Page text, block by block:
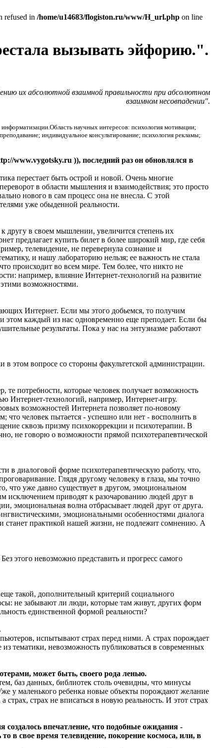
refused in /home/u14683/flogiston.ru/www/H_url.php on line
вызывать эйфорию.".
их абсолютной взаимной правильности при абсолютном
взаимном несовпадении".
научных интересов: психология мотивации;
индивидуальное консультирование; психология рекламы;
www.vygotsky.ru )), последний раз он обновлялся в
перестает быть острой и новой. Очень многие
в области мышления и взаимодействия; это просто
нового в сам процесс она не внесла. С этой
уже обыденной реальности.
другу в своем мышлении, увеличится степень их
предлагает купить билет в более широкий мир, где себя
телевидение, не перевернула сознание и
и нашу лабораторию нельзя; ее важность не стала
происходит во всем мире. Тем более, что никто не
например, влияние Интернет-технологий на развитие
возможностями.
Интернет. Если мы этого добьемся, то получим
этом каждый из нас одновременно еще преподает. Если бы
результаты. Пока у нас на энтузиазме работают
этом вопросе со стороны факультетской администрации.
те потребности, которые человек получает возможность
Интернет-технологий, например, Интернет-игру.
возможностей Интернета позволяет по-новому
что человек пытается - успешно или нет - восполнить в
сквозь призму психокоррекции и психотерапии. В
не говорю о возможности прямой психотерапевтической
в диалоговой форме психотерапевтическую работу, что,
Глядя другому человеку в глаза, мы точно
что уже давно существует в другом, эмоциональном
исключением приводят к разочарованию людей друг в
эмоциональная волна отбрасывает людей друг от друга.
эмоциональными особенностями диалога
станет практикой нашей жизни, не подлежит сомнению. А
этого невозможно представить и прогресс самого
такой, дополнительный критерий социального
не забывают ли люди, которые там живут, других форм
единственной формой реальности?
испытывают страх перед ними. А страх порождает
тематики, невозможность публиковаться в современных
может быть, своего рода ленью.
баз данных, библиотек столь очевидны, что минусы
у маленького ребенка новые объекты порождают желание
страх не вписаться в новую реальность. И этот страх
впечатление, что подобные ожидания -
в свое время телевидение, покорение космоса, или, в